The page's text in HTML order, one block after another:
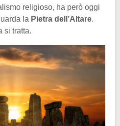
religioso, ha però oggi
la Pietra dell’Altare.
si tratta.